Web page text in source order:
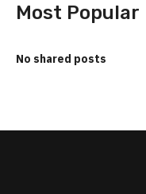
Most Popular
No shared posts